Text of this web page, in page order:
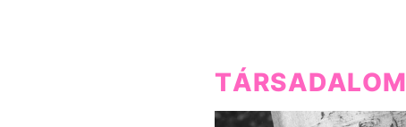
TÁRSADALOM